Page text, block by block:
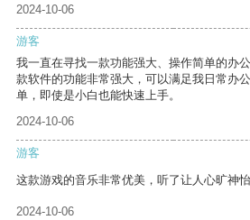
2024-10-06
游客
我一直在寻找一款功能强大、操作简单的办
款软件的功能非常强大，可以满足我日常办
单，即使是小白也能快速上手。
2024-10-06
游客
这款游戏的音乐非常优美，听了让人心旷神怡
2024-10-06